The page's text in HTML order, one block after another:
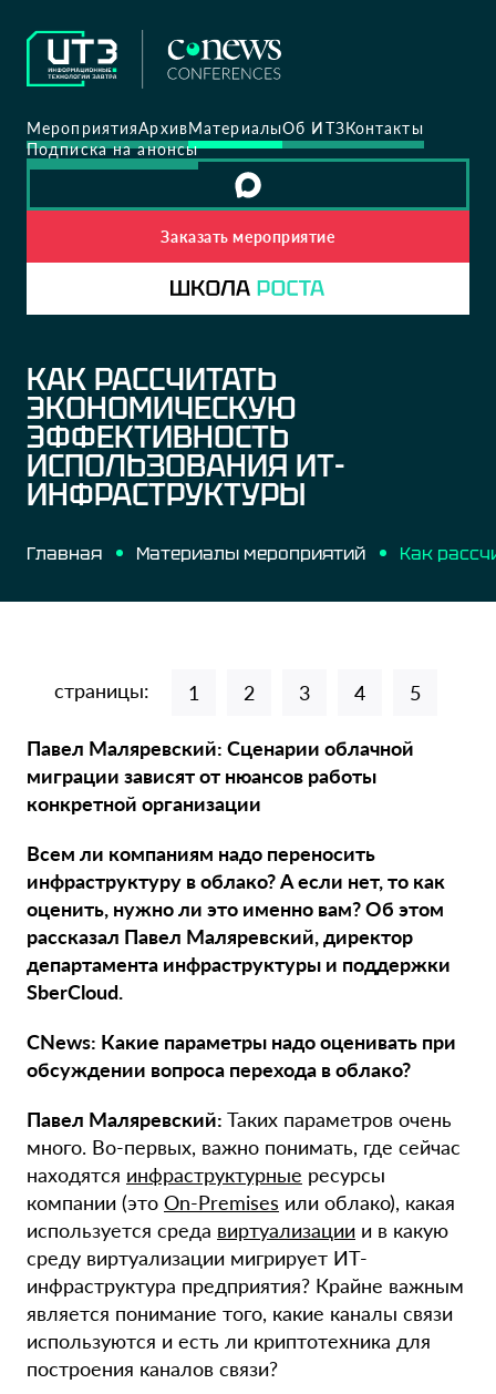
МероприятияАрхивМатериалыОб ИТЗКонтакты
Подписка на анонсы
Заказать мероприятие
КАК РАССЧИТАТЬ
ЭКОНОМИЧЕСКУЮ
ЭФФЕКТИВНОСТЬ
ИСПОЛЬЗОВАНИЯ ИТ-
ИНФРАСТРУКТУРЫ
Главная Материалы мероприятий
страницы: 1 2 3 4 5
Павел Маляревский: Сценарии облачной
миграции зависят от нюансов работы
конкретной организации
Всем ли компаниям надо переносить
инфраструктуру в облако? А если нет, то как
оценить, нужно ли это именно вам? Об этом
рассказал Павел Маляревский, директор
департамента инфраструктуры и поддержки
SberCloud.
CNews: Какие параметры надо оценивать при
обсуждении вопроса перехода в облако?
Павел Маляревский: Таких параметров очень
много. Во-первых, важно понимать, где сейчас
находятся инфраструктурные ресурсы
компании (это On-Premises или облако), какая
используется среда виртуализации и в какую
среду виртуализации мигрирует ИТ-
инфраструктура предприятия? Крайне важным
является понимание того, какие каналы связи
используются и есть ли криптотехника для
построения каналов связи?